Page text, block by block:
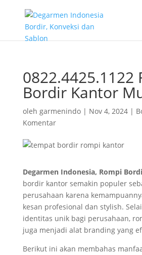
0822.4425.1122
Bordir Kantor
oleh garmenindo| Nov 4, 2024|
Komentar
Degarmen Indonesia, Rompi
bordir kantor semakin populer
perusahaan karena
kesan profesional dan stylish.
identitas unik bagi perusahaan,
juga menjadi alat branding yang
Berikut ini akan membahas